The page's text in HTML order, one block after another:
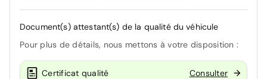
Document(s) attestant(s) de la qualité du véhicule
Pour plus de détails, nous mettons à votre disposition :
Certificat qualité Consulter